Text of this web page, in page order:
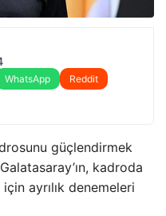
WhatsApp
Reddit
güçlendirmek
kadroda
ayrılık denemeleri